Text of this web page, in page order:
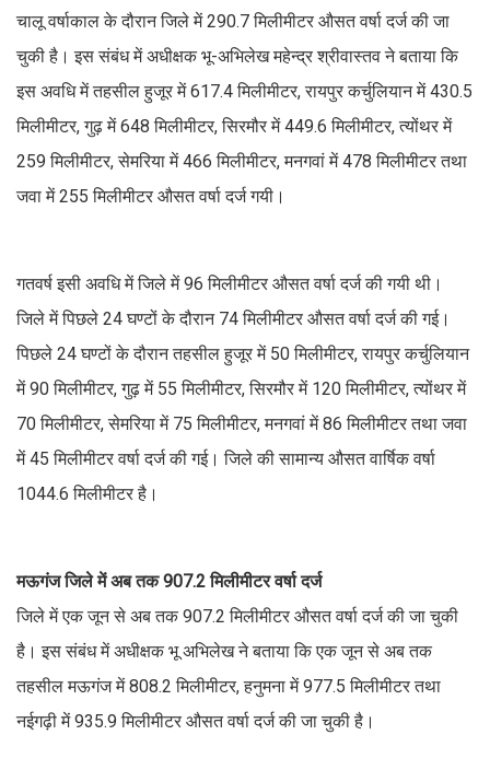
चालू वर्षाकाल के दौरान जिले में 290.7 मिलीमीटर औसत वर्षा दर्ज की जा
चुकी है। इस संबंध में अधीक्षक भू-अभिलेख महेन्द्र श्रीवास्तव ने बताया कि
इस अवधि में तहसील हुजूर में 617.4 मिलीमीटर, रायपुर कर्चुलियान में 430.5
मिलीमीटर, गुढ़ में 648 मिलीमीटर, सिरमौर में 449.6 मिलीमीटर, त्योंथर में
259 मिलीमीटर, सेमरिया में 466 मिलीमीटर, मनगवां में 478 मिलीमीटर तथा
जवा में 255 मिलीमीटर औसत वर्षा दर्ज गयी।
गतवर्ष इसी अवधि में जिले में 96 मिलीमीटर औसत वर्षा दर्ज की गयी थी।
जिले में पिछले 24 घण्टों के दौरान 74 मिलीमीटर औसत वर्षा दर्ज की गई।
पिछले 24 घण्टों के दौरान तहसील हुजूर में 50 मिलीमीटर, रायपुर कर्चुलियान
में 90 मिलीमीटर, गुढ़ में 55 मिलीमीटर, सिरमौर में 120 मिलीमीटर, त्योंथर में
70 मिलीमीटर, सेमरिया में 75 मिलीमीटर, मनगवां में 86 मिलीमीटर तथा जवा
में 45 मिलीमीटर वर्षा दर्ज की गई। जिले की सामान्य औसत वार्षिक वर्षा
1044.6 मिलीमीटर है।
मऊगंज जिले में अब तक 907.2 मिलीमीटर वर्षा दर्ज
जिले में एक जून से अब तक 907.2 मिलीमीटर औसत वर्षा दर्ज की जा चुकी
है। इस संबंध में अधीक्षक भू अभिलेख ने बताया कि एक जून से अब तक
तहसील मऊगंज में 808.2 मिलीमीटर, हनुमना में 977.5 मिलीमीटर तथा
नईगढ़ी में 935.9 मिलीमीटर औसत वर्षा दर्ज की जा चुकी है।